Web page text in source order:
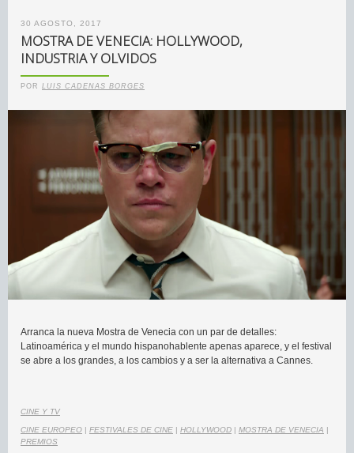
30 AGOSTO, 2017
MOSTRA DE VENECIA: HOLLYWOOD,
INDUSTRIA Y OLVIDOS
POR LUIS CADENAS BORGES
Arranca la nueva Mostra de Venecia con un par de detalles:
Latinoamérica y el mundo hispanohablente apenas aparece, y el festival
se abre a los grandes, a los cambios y a ser la alternativa a Cannes.
CINE Y TV
CINE EUROPEO FESTIVALES DE CINE HOLLYWOOD MOSTRA DE VENECIA
PREMIOS